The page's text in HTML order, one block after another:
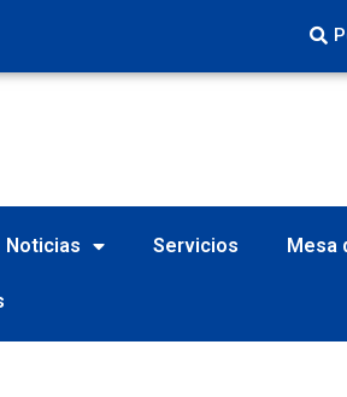
Noticias Servicios Mesa